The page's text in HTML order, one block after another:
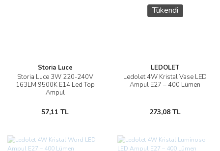
Storia Luce
Storia Luce 3W 220-240V
163LM 9500K E14 Led Top
Ampul
57,11 TL
Tükendi
LEDOLET
Ledolet 4W Kristal Vase LED
Ampul E27 – 400 Lümen
273,08 TL